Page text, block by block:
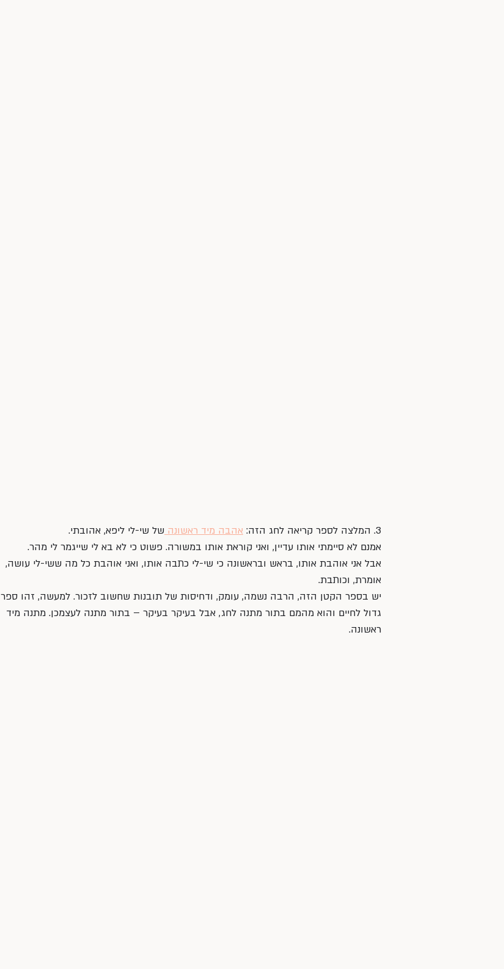
3. המלצה לספר קריאה לחג הזה: אהבה מיד ראשונה של שי-לי ליפא, אהובתי.
אמנם לא סיימתי אותו עדיין, ואני קוראת אותו במשורה. פשוט כי לא בא לי שייגמר לי מהר.
אבל אני אוהבת אותו, בראש ובראשונה כי שי-לי כתבה אותו, ואני אוהבת כל מה ששי-לי עושה,
אומרת, וכותבת.
יש בספר הקטן הזה, הרבה נשמה, עומק, ודחיסות של תובנות שחשוב לזכור. למעשה, זהו ספר
גדול לחיים והוא מהמם בתור מתנה לחג, אבל בעיקר בעיקר – בתור מתנה לעצמכן. מתנה מיד
ראשונה.